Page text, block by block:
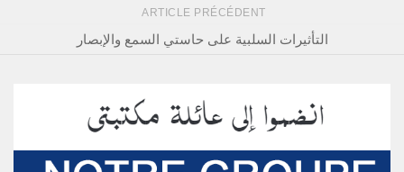
ARTICLE PRÉCÉDENT
التأثيرات السلبية على حاستي السمع والإبصار